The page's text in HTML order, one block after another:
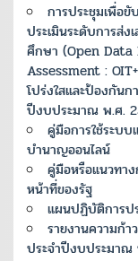
การประชุมเพื่อขั
ประเมินระดับการส่ง
ศึกษา (Open
Assessment :
โปร่งใสและป้องกั
ปีงบประมาณ พ.ศ.
คู่มือการใช้ระบบ
บำนาญออนไลน์
คู่มือหรือแนวทาง
หน้าที่ของรัฐ
แผนปฏิบัติการป
รายงานความก้า
ประจำปีงบประมา